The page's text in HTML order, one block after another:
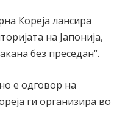
Кореја лансира
на Јапонија,
без преседан“.
е одговор на
ги организира во